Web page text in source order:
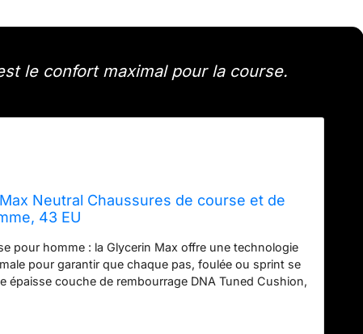
le confort maximal pour la course.
Neutral Chaussures de course et de
43 EU
pour homme : la Glycerin Max offre une technologie
pour garantir que chaque pas, foulée ou sprint se
épaisse couche de rembourrage DNA Tuned Cushion,
offre un confort maximal, une réactivité optimale